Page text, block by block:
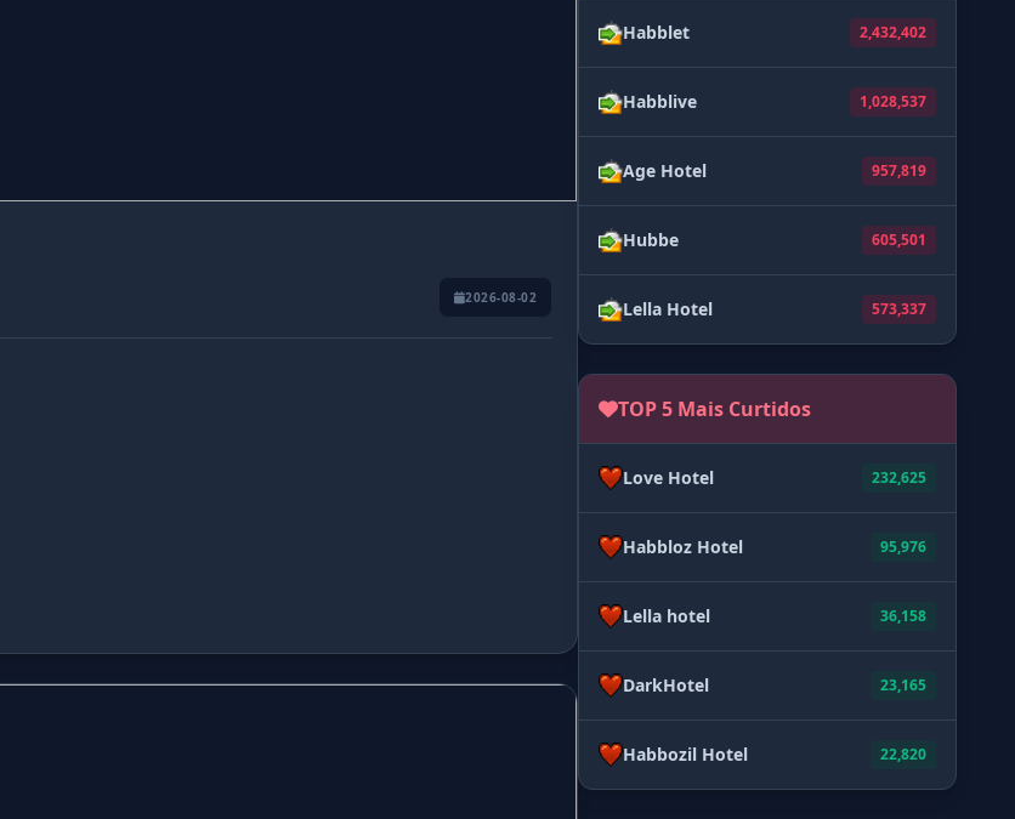
2026-08-02
Habblet 2,432,402
Habblive 1,028,537
Age Hotel 957,819
Hubbe 605,501
Lella Hotel 573,337
TOP 5 Mais Curtidos
Love Hotel 232,625
Habbloz Hotel 95,976
Lella hotel 36,158
DarkHotel 23,165
Habbozil Hotel 22,820